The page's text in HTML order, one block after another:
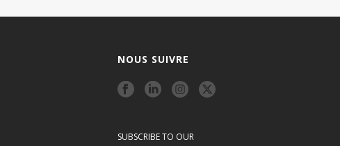
NOUS SUIVRE
SUBSCRIBE TO OUR